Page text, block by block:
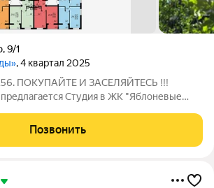
,9/1
, 4 квартал 2025
ПОКУПАЙТЕ И ЗАСЕЛЯЙТЕСЬ !!!
Студия в ЖК "Яблоневые
СРЕДСТВ, КАК ТРАМПЛИН В ВИДЕ
Позвонить